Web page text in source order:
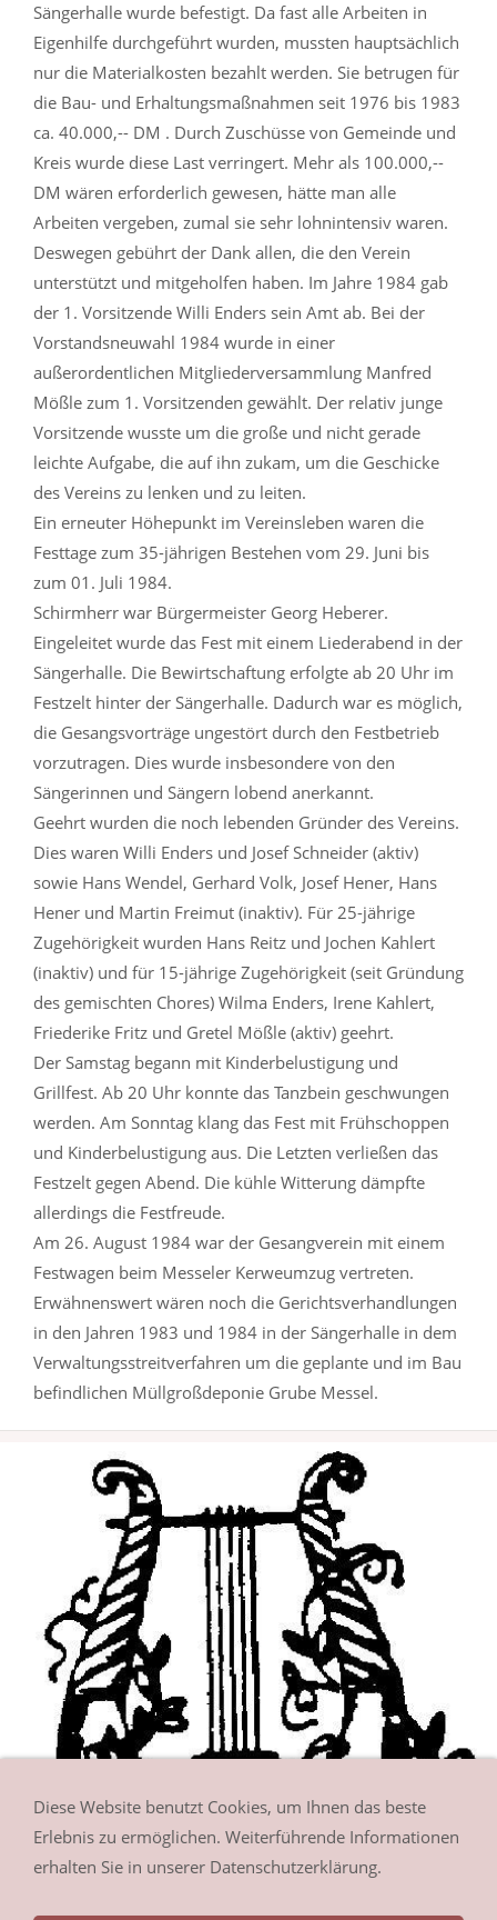
Sängerhalle wurde befestigt. Da fast alle Arbeiten in
Eigenhilfe durchgeführt wurden, mussten hauptsächlich
nur die Materialkosten bezahlt werden. Sie betrugen für
die Bau- und Erhaltungsmaßnahmen seit 1976 bis 1983
ca. 40.000,-- DM . Durch Zuschüsse von Gemeinde und
Kreis wurde diese Last verringert. Mehr als 100.000,--
DM wären erforderlich gewesen, hätte man alle
Arbeiten vergeben, zumal sie sehr lohnintensiv waren.
Deswegen gebührt der Dank allen, die den Verein
unterstützt und mitgeholfen haben. Im Jahre 1984 gab
der 1. Vorsitzende Willi Enders sein Amt ab. Bei der
Vorstandsneuwahl 1984 wurde in einer
außerordentlichen Mitgliederversammlung Manfred
Mößle zum 1. Vorsitzenden gewählt. Der relativ junge
Vorsitzende wusste um die große und nicht gerade
leichte Aufgabe, die auf ihn zukam, um die Geschicke
des Vereins zu lenken und zu leiten.
Ein erneuter Höhepunkt im Vereinsleben waren die
Festtage zum 35-jährigen Bestehen vom 29. Juni bis
zum 01. Juli 1984.
Schirmherr war Bürgermeister Georg Heberer.
Eingeleitet wurde das Fest mit einem Liederabend in der
Sängerhalle. Die Bewirtschaftung erfolgte ab 20 Uhr im
Festzelt hinter der Sängerhalle. Dadurch war es möglich,
die Gesangsvorträge ungestört durch den Festbetrieb
vorzutragen. Dies wurde insbesondere von den
Sängerinnen und Sängern lobend anerkannt.
Geehrt wurden die noch lebenden Gründer des Vereins.
Dies waren Willi Enders und Josef Schneider (aktiv)
sowie Hans Wendel, Gerhard Volk, Josef Hener, Hans
Hener und Martin Freimut (inaktiv). Für 25-jährige
Zugehörigkeit wurden Hans Reitz und Jochen Kahlert
(inaktiv) und für 15-jährige Zugehörigkeit (seit Gründung
des gemischten Chores) Wilma Enders, Irene Kahlert,
Friederike Fritz und Gretel Mößle (aktiv) geehrt.
Der Samstag begann mit Kinderbelustigung und
Grillfest. Ab 20 Uhr konnte das Tanzbein geschwungen
werden. Am Sonntag klang das Fest mit Frühschoppen
und Kinderbelustigung aus. Die Letzten verließen das
Festzelt gegen Abend. Die kühle Witterung dämpfte
allerdings die Festfreude.
Am 26. August 1984 war der Gesangverein mit einem
Festwagen beim Messeler Kerweumzug vertreten.
Erwähnenswert wären noch die Gerichtsverhandlungen
in den Jahren 1983 und 1984 in der Sängerhalle in dem
Verwaltungsstreitverfahren um die geplante und im Bau
befindlichen Müllgroßdeponie Grube Messel.
Diese Website benutzt Cookies, um Ihnen das beste
Erlebnis zu ermöglichen. Weiterführende Informationen
erhalten Sie in unserer Datenschutzerklärung.